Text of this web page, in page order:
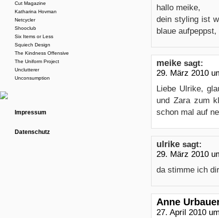
hallo meike,
dein styling ist
blaue
meike sagt:
29. März 2010
Liebe Ulrike,
und Zara zum
schon mal auf
ulrike sagt:
29. März 2010
da stimme ich
Anne
27. April 2010
Cut Magazine
Katharina Hovman
Netcycler
Shooclub
Six Items or Less
Squiech Design
The Kindness Offensive
The Uniform Project
Unclutterer
Unconsumption
Impressum
Datenschutz